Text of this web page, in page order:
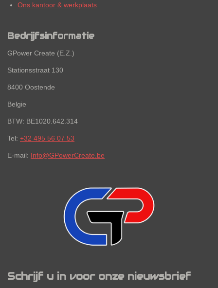
Ons kantoor & werkplaats
Bedrijfsinformatie
GPower Create (E.Z.)
Stationsstraat 130
8400 Oostende
Belgie
BTW: BE1020.642.314
Tel: +32 495 56 07 53
E-mail: Info@GPowerCreate.be
Schrijf u in voor onze nieuwsbrief